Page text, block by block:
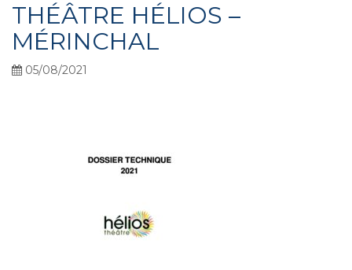
THÉÂTRE HÉLIOS –
MÉRINCHAL
05/08/2021